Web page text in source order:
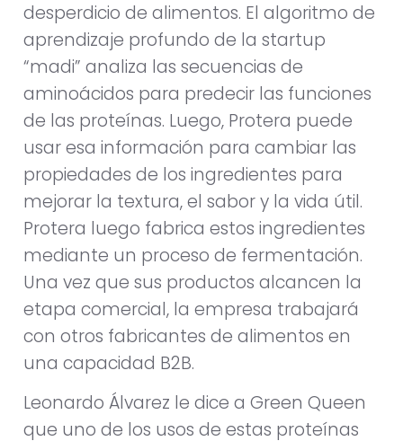
desperdicio de alimentos. El algoritmo de
aprendizaje profundo de la startup
“madi” analiza las secuencias de
aminoácidos para predecir las funciones
de las proteínas. Luego, Protera puede
usar esa información para cambiar las
propiedades de los ingredientes para
mejorar la textura, el sabor y la vida útil.
Protera luego fabrica estos ingredientes
mediante un proceso de fermentación.
Una vez que sus productos alcancen la
etapa comercial, la empresa trabajará
con otros fabricantes de alimentos en
una capacidad B2B.
Leonardo Álvarez le dice a Green Queen
que uno de los usos de estas proteínas